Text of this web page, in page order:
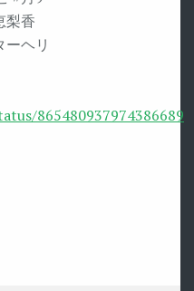
梨香
ヘリ
865480937974386689